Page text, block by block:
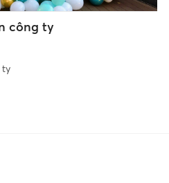
công ty